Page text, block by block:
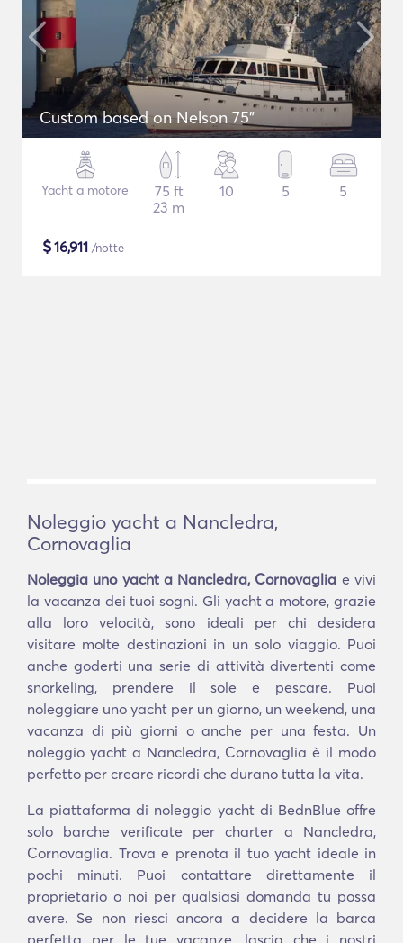
Custom based on Nelson 75"
Yacht a motore
75 ft
23 m
10 5 5
$16,911 /notte
Noleggio yacht a Nancledra,
Cornovaglia
Noleggia uno yacht a Nancledra, Cornovaglia e vivi
la vacanza dei tuoi sogni. Gli yacht a motore, grazie
alla loro velocità, sono ideali per chi desidera
visitare molte destinazioni in un solo viaggio. Puoi
anche goderti una serie di attività divertenti come
snorkeling, prendere il sole e pescare. Puoi
noleggiare uno yacht per un giorno, un weekend, una
vacanza di più giorni o anche per una festa. Un
noleggio yacht a Nancledra, Cornovaglia è il modo
perfetto per creare ricordi che durano tutta la vita.
La piattaforma di noleggio yacht di BednBlue offre
solo barche verificate per charter a Nancledra,
Cornovaglia. Trova e prenota il tuo yacht ideale in
pochi minuti. Puoi contattare direttamente il
proprietario o noi per qualsiasi domanda tu possa
avere. Se non riesci ancora a decidere la barca
perfetta per le tue vacanze, lascia che i nostri